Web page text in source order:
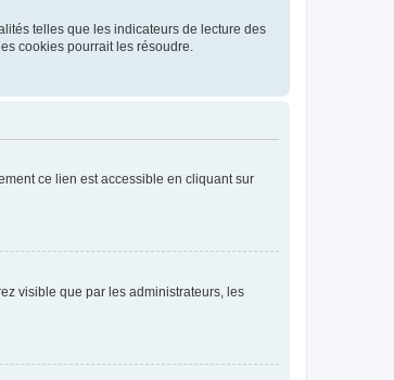
telles que les indicateurs de lecture des
cookies pourrait les résoudre.
ce lien est accessible en cliquant sur
visible que par les administrateurs, les